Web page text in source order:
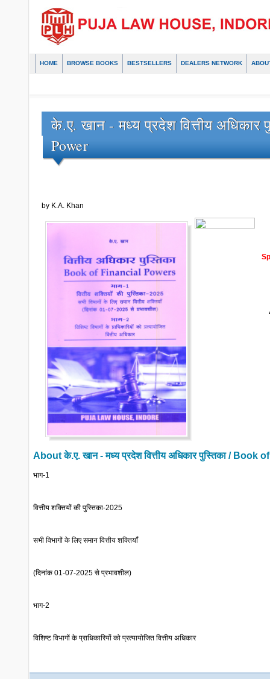
HOME BROWSE BOOKS BESTSELLERS DEALERS NETWORK
के.ए. खान - मध्य प्रदेश वित्तीय
Power
by K.A. Khan
Aboutके.ए. खान - मध्य प्रदेश वित्तीय अधिकार पुस्तिका /
भाग-1
वित्तीय शक्तियों की पुस्तिका-2025
सभी विभागों के लिए समान वित्तीय शक्तियाँ
(दिनांक 01-07-2025 से प्रभावशील)
भाग-2
विशिष्ट विभागों के प्राधिकारियों को प्रत्यायोजित वित्तीय अधिकार